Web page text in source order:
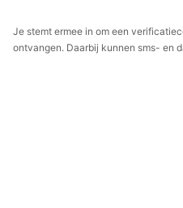
Je stemt ermee in om een
ontvangen. Daarbij kunnen sms- en